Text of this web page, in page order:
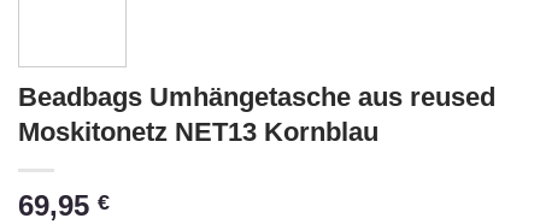
Beadbags Umhängetasche aus reused
Moskitonetz NET13 Kornblau
69,95 €